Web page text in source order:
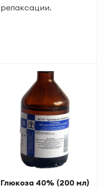
релаксации.
Глюкоза 40% (200 мл)